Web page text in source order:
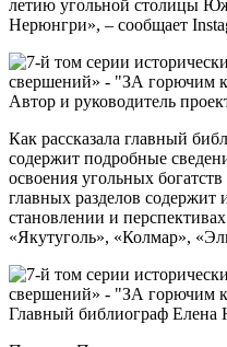
летию угольной столицы
Нерюнгри», – сообщает
Автор и руководитель
Как рассказала главный
содержит подробные
освоения угольных
главных разделов
становлении и
«Якутуголь», «Колмар»,
Главный библиограф Елена